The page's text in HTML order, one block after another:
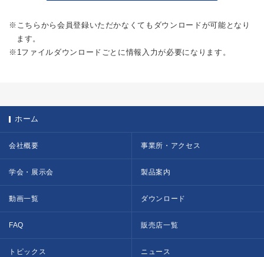
※こちらから会員登録いただかなくてもダウンロードが可能となり
ます。
※1ファイルダウンロードごとに情報入力が必要になります。
ホーム
会社概要 事業所・アクセス
学会・展示会 製品案内
動画一覧 ダウンロード
FAQ 販売店一覧
トピックス ニュース